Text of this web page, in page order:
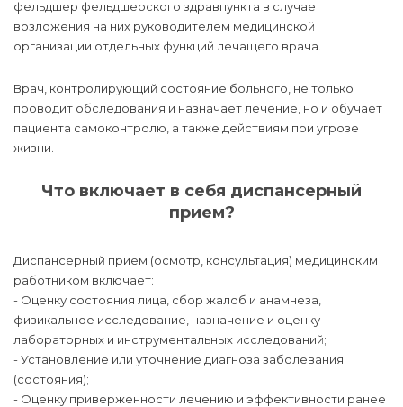
фельдшер фельдшерского здравпункта в случае
возложения на них руководителем медицинской
организации отдельных функций лечащего врача.
Врач, контролирующий состояние больного, не только
проводит обследования и назначает лечение, но и обучает
пациента самоконтролю, а также действиям при угрозе
жизни.
Что включает в себя диспансерный
прием?
Диспансерный прием (осмотр, консультация) медицинским
работником включает:
- Оценку состояния лица, сбор жалоб и анамнеза,
физикальное исследование, назначение и оценку
лабораторных и инструментальных исследований;
- Установление или уточнение диагноза заболевания
(состояния);
- Оценку приверженности лечению и эффективности ранее